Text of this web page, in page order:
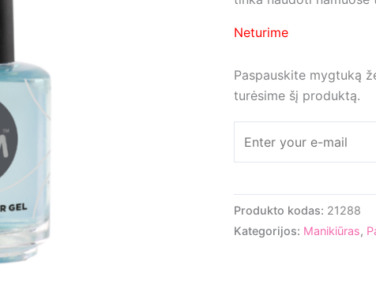
Neturime
Paspauskite mygtuką
turėsime šį produktą.
Produkto kodas: 21288
Kategorijos: Manikiūras,